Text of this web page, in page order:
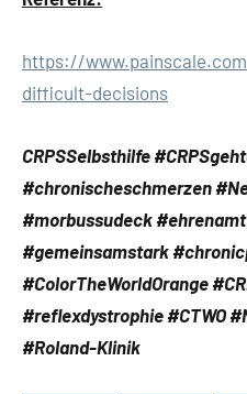
https://
difficult-decisions
CRPSSelbsthilfe
#chronischeschmerzen
#morbussudeck
#gemeinsamstark
#ColorTheWorldOrange
#reflexdystrophie #CTWO
#Roland-Klinik